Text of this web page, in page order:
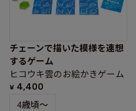
チェーンで描いた模様を連想
するゲーム
ヒコウキ雲のお絵かきゲーム
¥ 4,400
4歳頃～